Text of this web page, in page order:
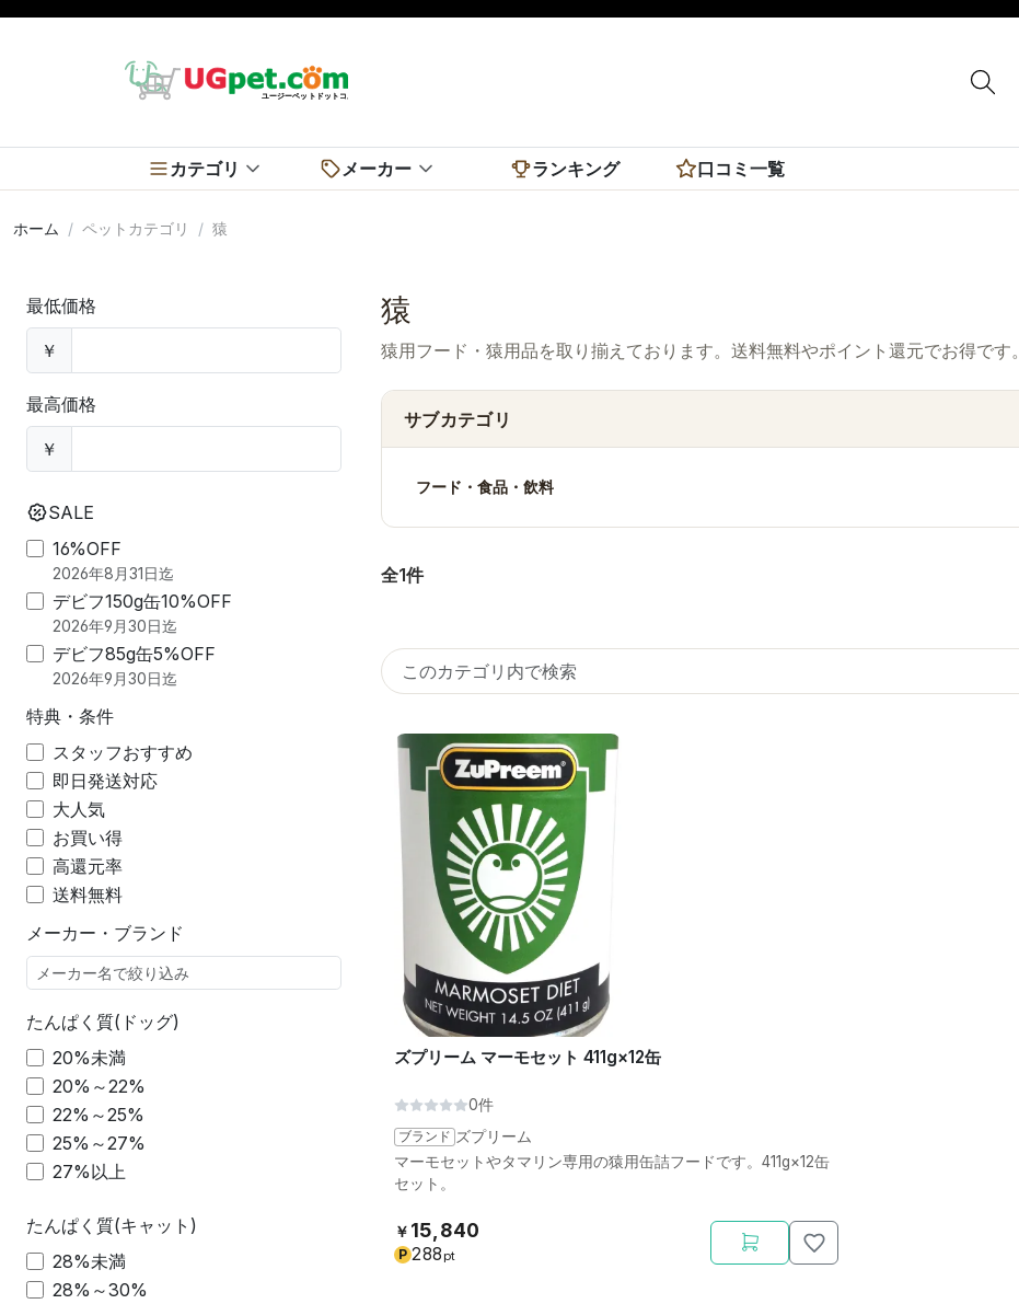
カテゴリ メーカー ランキング 口コミ一覧
ホーム ペットカテゴリ 猿
最低価格
￥
最高価格
￥
SALE
16%OFF
2026年8月31日迄
デビフ150g缶10%OFF
2026年9月30日迄
デビフ85g缶5%OFF
2026年9月30日迄
特典・条件
スタッフおすすめ
即日発送対応
大人気
お買い得
高還元率
送料無料
メーカー・ブランド
たんぱく質(ドッグ)
20%未満
20%～22%
22%～25%
25%～27%
27%以上
たんぱく質(キャット)
28%未満
28%～30%
猿
猿用フード・猿用品を取り揃えております。送料無料やポイント還元でお得です。
サブカテゴリ
フード・食品・飲料
全1件
ズプリーム マーモセット 411g×12缶
0件
ブランド ズプリーム
マーモセットやタマリン専用の猿用缶詰フードです。411g×12缶
セット。
￥ 15,840
P 288 pt